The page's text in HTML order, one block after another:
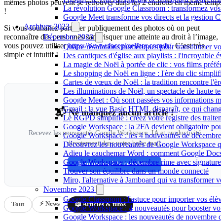
La révolution Google Classroom : transformez
Google Meet transforme vos directs et la gestion
Archives 2023
Décembre 2023
Quatre résolutions numériques pour transformer
Des cantiques d'église aux playlists : l'incroyable
La magie de Noël à portée de clic : vos films
Le shopping de Noël en ligne : l'ère du clic
Cartes de vœux de Noël : la tradition rencontre
Les illuminations de Noël, un spectacle de haute
Google Meet : Où sont passées vos informations
Gmail : la vue Basic HTML disparaît, ce qui
Le RGPD simplifié : créez votre registre des
Google Workspace : la 2FA devient obligatoire
Google Workspace : les 4 nouveautés de
Découvrez les nouveautés de Google
Adieu le cauchemar Word : comment Google
Google Workspace : décembre rime avec
Trouver son équilibre dans un monde connecté
Miro, l'alternative à Jamboard qui va transformer
Novembre 2023
Google Classroom : l'astuce pour importer vos
Google Workspace : 4 nouveautés pour booster
Google Workspace : les nouveautés de
mêmes photos peuvent se retrouver dans les 2 endroits en même
!
Si vous souhaitez partager publiquement des photos où on peut
reconnaître des personnes sans risquer une atteinte au droit à l’image,
vous pouvez utiliserhttps://www.facepixelizer.com/fr/. C’est très
simple et intuitif !
📬 Ne manquez aucun article !
Recevez les nouveautés Google Workspace, IA et productivité
directement dans votre boîte mail.
Je m'inscris à la newsletter
Tout ⚡ News 📖 Articles & tutos